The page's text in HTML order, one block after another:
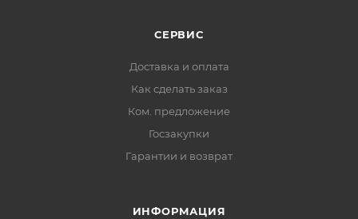
СЕРВИС
Доставка и оплата
Как сделать заказ
Ком. предложение
Госзакупки
Гарантии и возврат
ИНФОРМАЦИЯ